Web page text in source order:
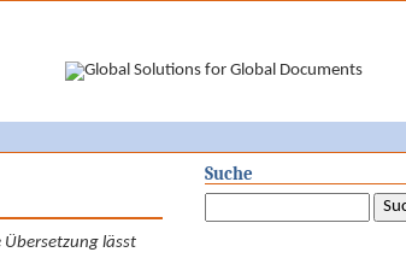
Suche
Übersetzung lässt